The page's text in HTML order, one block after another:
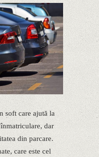
soft care ajută la
dar
din parcare.
care este cel